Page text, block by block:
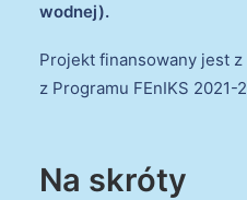
wodnej).
Projekt finansowany jest
z Programu FEnIKS 2021-
Na skróty